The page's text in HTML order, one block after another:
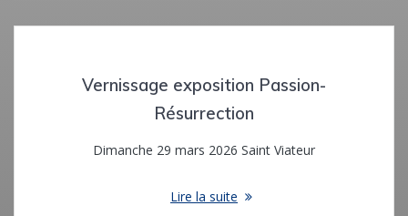
Vernissage exposition Passion-
Résurrection
Dimanche 29 mars 2026 Saint Viateur
Lire la suite